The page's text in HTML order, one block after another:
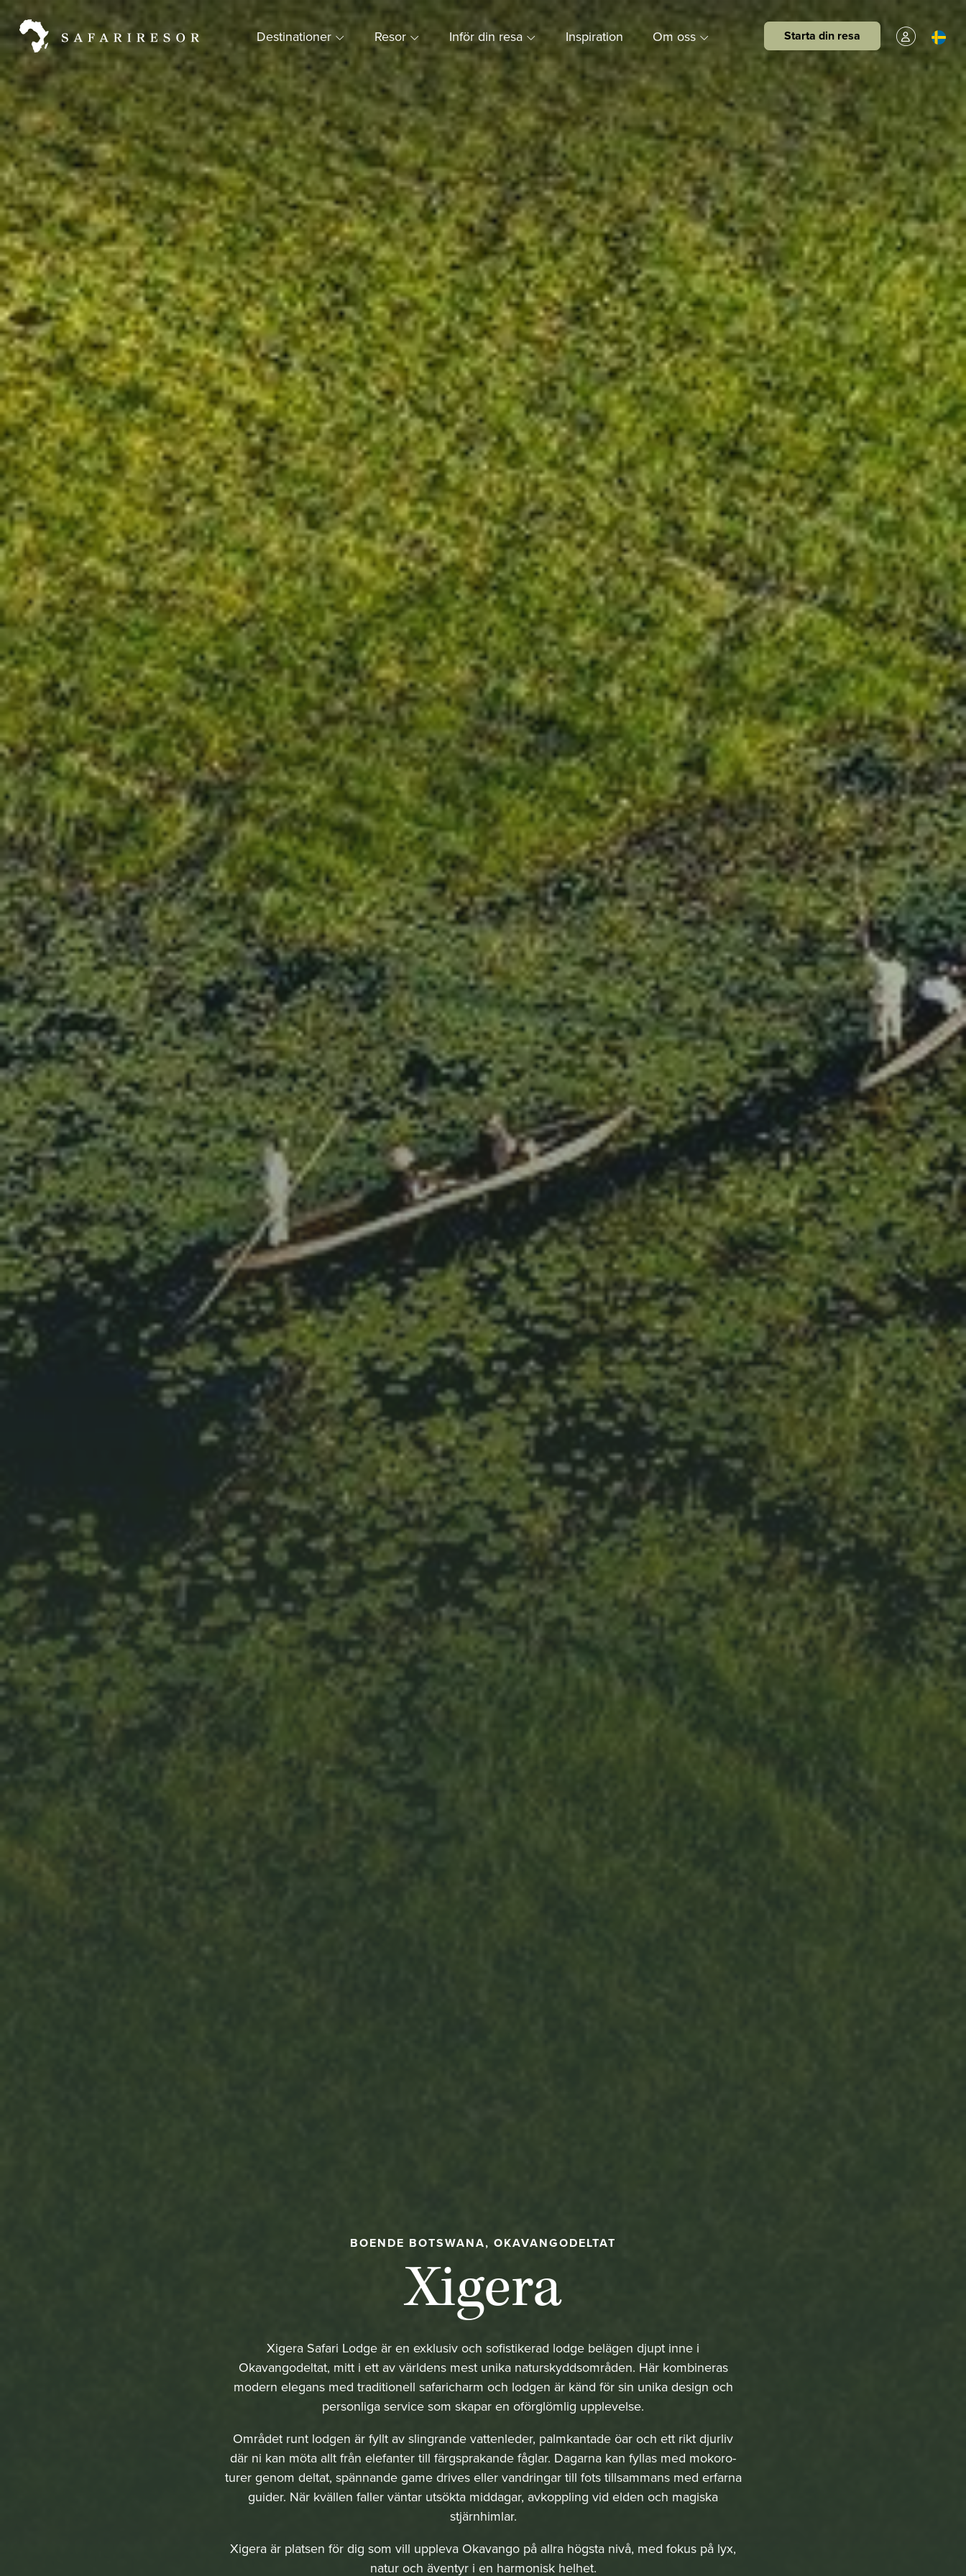
Destinationer Resor Inför din resa Inspiration Om oss Starta din resa
BOENDE BOTSWANA, OKAVANGODELTAT
Xigera
Xigera Safari Lodge är en exklusiv och sofistikerad lodge belägen djupt inne i
Okavangodeltat, mitt i ett av världens mest unika naturskyddsområden. Här kombineras
modern elegans med traditionell safaricharm och lodgen är känd för sin unika design och
personliga service som skapar en oförglömlig upplevelse.
Området runt lodgen är fyllt av slingrande vattenleder, palmkantade öar och ett rikt djurliv
där ni kan möta allt från elefanter till färgsprakande fåglar. Dagarna kan fyllas med mokoro-
turer genom deltat, spännande game drives eller vandringar till fots tillsammans med erfarna
guider. När kvällen faller väntar utsökta middagar, avkoppling vid elden och magiska
stjärnhimlar.
Xigera är platsen för dig som vill uppleva Okavango på allra högsta nivå, med fokus på lyx,
natur och äventyr i en harmonisk helhet.